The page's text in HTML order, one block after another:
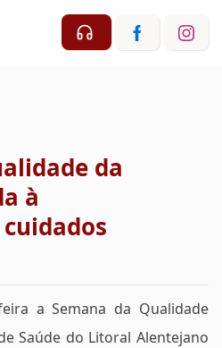
da
à
a Semana da Qualidade
Saúde do Litoral Alentejano